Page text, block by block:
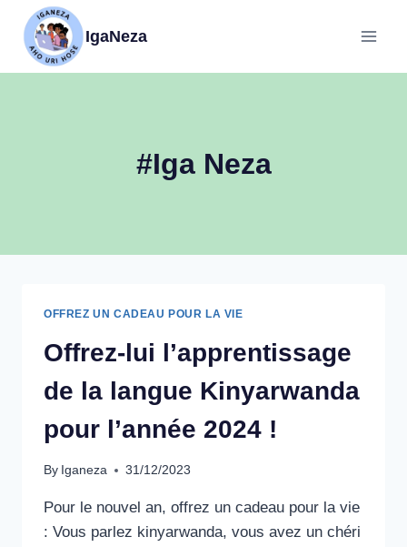
IgaNeza
#Iga Neza
OFFREZ UN CADEAU POUR LA VIE
Offrez-lui l’apprentissage
de la langue Kinyarwanda
pour l’année 2024 !
By Iganeza 31/12/2023
Pour le nouvel an, offrez un cadeau pour la vie
: Vous parlez kinyarwanda, vous avez un chéri